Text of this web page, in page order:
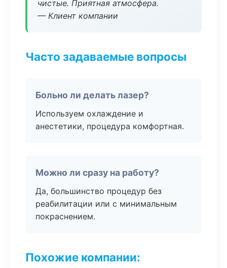
чистые. Приятная атмосфера.
— Клиент компании
Часто задаваемые вопросы
Больно ли делать лазер?
Используем охлаждение и
анестетики, процедура комфортная.
Можно ли сразу на работу?
Да, большинство процедур без
реабилитации или с минимальным
покраснением.
Похожие компании: